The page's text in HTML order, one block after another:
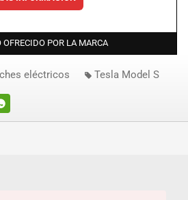
OFRECIDO POR LA MARCA
eléctricos Tesla Model S